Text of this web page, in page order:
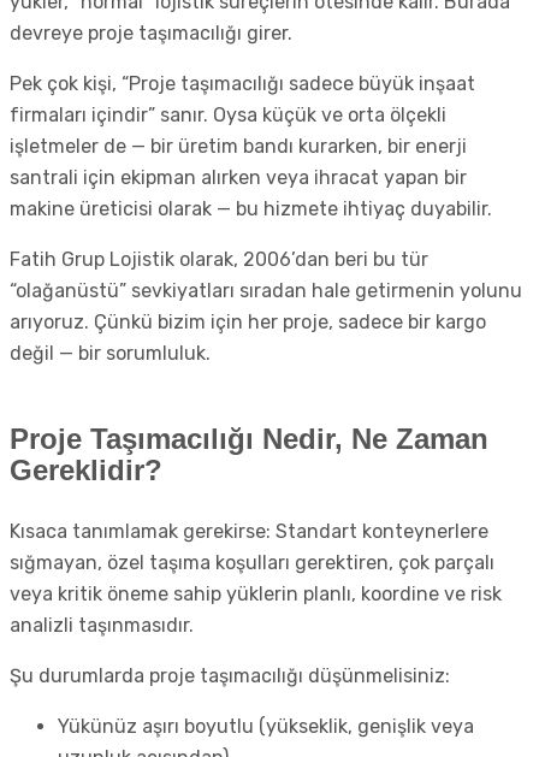
devreye proje taşımacılığı girer.
Pek çok kişi, “Proje taşımacılığı sadece büyük inşaat
firmaları içindir” sanır. Oysa küçük ve orta ölçekli
işletmeler de — bir üretim bandı kurarken, bir enerji
santrali için ekipman alırken veya ihracat yapan bir
makine üreticisi olarak — bu hizmete ihtiyaç duyabilir.
Fatih Grup Lojistik olarak, 2006’dan beri bu tür
“olağanüstü” sevkiyatları sıradan hale getirmenin yolunu
arıyoruz. Çünkü bizim için her proje, sadece bir kargo
değil — bir sorumluluk.
Proje Taşımacılığı Nedir, Ne Zaman
Gereklidir?
Kısaca tanımlamak gerekirse: Standart konteynerlere
sığmayan, özel taşıma koşulları gerektiren, çok parçalı
veya kritik öneme sahip yüklerin planlı, koordine ve risk
analizli taşınmasıdır.
Şu durumlarda proje taşımacılığı düşünmelisiniz:
Yükünüz aşırı boyutlu (yükseklik, genişlik veya